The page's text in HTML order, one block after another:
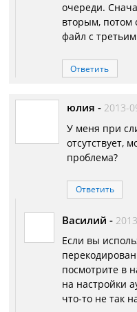
очереди.
вторым, потом
файл с
Ответить
юлия - 2013-
У меня при
отсутствует,
проблема?
Ответить
Василий -
Если вы
посмотрите в
на настройки
что-то не так